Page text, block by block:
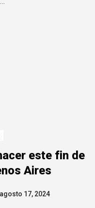
este fin de
Aires
agosto 17, 2024